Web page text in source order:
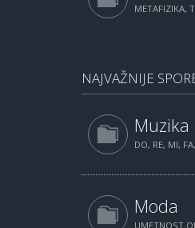
METAFIZIKA,
NAJVAŽNIJE
Muzika
DO, RE, MI,
Moda
UMETNOST